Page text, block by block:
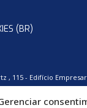
(BR)
, 115 - Edifício